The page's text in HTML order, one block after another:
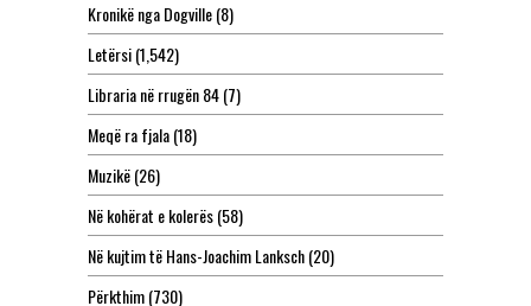
Kronikë nga Dogville(8)
Letërsi(1,542)
Libraria në rrugën 84(7)
Meqë ra fjala(18)
Muzikë(26)
Në kohërat e kolerës(58)
Në kujtim të Hans-Joachim Lanksch(20)
Përkthim(730)